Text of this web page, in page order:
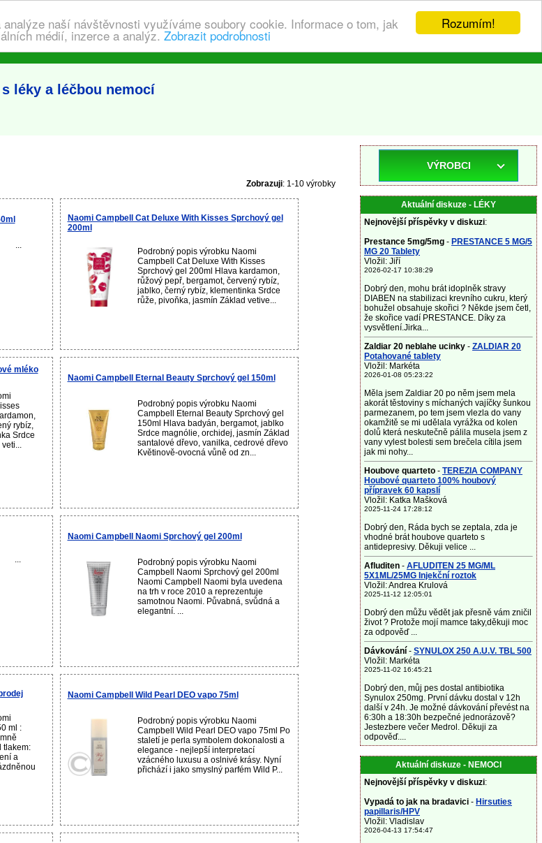
Rozumím!
naší návštěvnosti využíváme soubory cookie. Informace o tom, jak
médií, inzerce a analýz. Zobrazit podrobnosti
léky a léčbou nemocí
Zobrazuji: 1-10 výrobky
...
Naomi Campbell Cat Deluxe With Kisses Sprchový gel
200ml
Podrobný popis výrobku Naomi
Campbell Cat Deluxe With Kisses
Sprchový gel 200ml Hlava kardamon,
růžový pepř, bergamot, červený rybíz,
jablko, černý rybíz, klementinka Srdce
růže, pivoňka, jasmín Základ vetive...
mléko
rybíz,
Srdce
Naomi Campbell Eternal Beauty Sprchový gel 150ml
Podrobný popis výrobku Naomi
Campbell Eternal Beauty Sprchový gel
150ml Hlava badyán, bergamot, jablko
Srdce magnólie, orchidej, jasmín Základ
santalové dřevo, vanilka, cedrové dřevo
Květinově-ovocná vůně od zn...
...
Naomi Campbell Naomi Sprchový gel 200ml
Podrobný popis výrobku Naomi
Campbell Naomi Sprchový gel 200ml
Naomi Campbell Naomi byla uvedena
na trh v roce 2010 a reprezentuje
samotnou Naomi. Půvabná, svůdná a
elegantní. ...
ml :
tlakem:
a
Naomi Campbell Wild Pearl DEO vapo 75ml
Podrobný popis výrobku Naomi
Campbell Wild Pearl DEO vapo 75ml Po
staletí je perla symbolem dokonalosti a
elegance - nejlepší interpretací
vzácného luxusu a oslnivé krásy. Nyní
přichází i jako smyslný parfém Wild P...
VÝROBCI
Aktuální diskuze - LÉKY
Nejnovější příspěvky v diskuzi:
Prestance 5mg/5mg - PRESTANCE 5 MG/5
MG 20 Tablety
Vložil: Jiří
2026-02-17 10:38:29
Dobrý den, mohu brát idoplněk stravy
DIABEN na stabilizaci krevního cukru, který
bohužel obsahuje skořici ? Někde jsem četl,
že skořice vadí PRESTANCE. Díky za
vysvětlení.Jirka...
Zaldiar 20 neblahe ucinky - ZALDIAR 20
Potahované tablety
Vložil: Markéta
2026-01-08 05:23:22
Měla jsem Zaldiar 20 po něm jsem mela
akorát těstoviny s míchaných vajíčky šunkou
parmezanem, po tem jsem vlezla do vany
okamžitě se mi udělala vyrážka od kolen
dolů která neskutečně pálila musela jsem z
vany vylest bolesti sem brečela cítila jsem
jak mi nohy...
Houbove quarteto - TEREZIA COMPANY
Houbové quarteto 100% houbový
přípravek 60 kapslí
Vložil: Katka Mašková
2025-11-24 17:28:12
Dobrý den, Ráda bych se zeptala, zda je
vhodné brát houbove quarteto s
antidepresivy. Děkuji velice ...
Afluditen - AFLUDITEN 25 MG/ML
5X1ML/25MG Injekční roztok
Vložil: Andrea Krulová
2025-11-12 12:05:01
Dobrý den můžu vědět jak přesně vám zničil
život ? Protože mojí mamce taky,děkuji moc
za odpověď ...
Dávkování - SYNULOX 250 A.U.V. TBL 500
Vložil: Markéta
2025-11-02 16:45:21
Dobrý den, můj pes dostal antibiotika
Synulox 250mg. První dávku dostal v 12h
další v 24h. Je možné dávkování převést na
6:30h a 18:30h bezpečné jednorázově?
Jestezbere večer Medrol. Děkuji za
odpověď....
Aktuální diskuze - NEMOCI
Nejnovější příspěvky v diskuzi:
Vypadá to jak na bradavici - Hirsuties
papillaris/HPV
Vložil: Vladislav
2026-04-13 17:54:47